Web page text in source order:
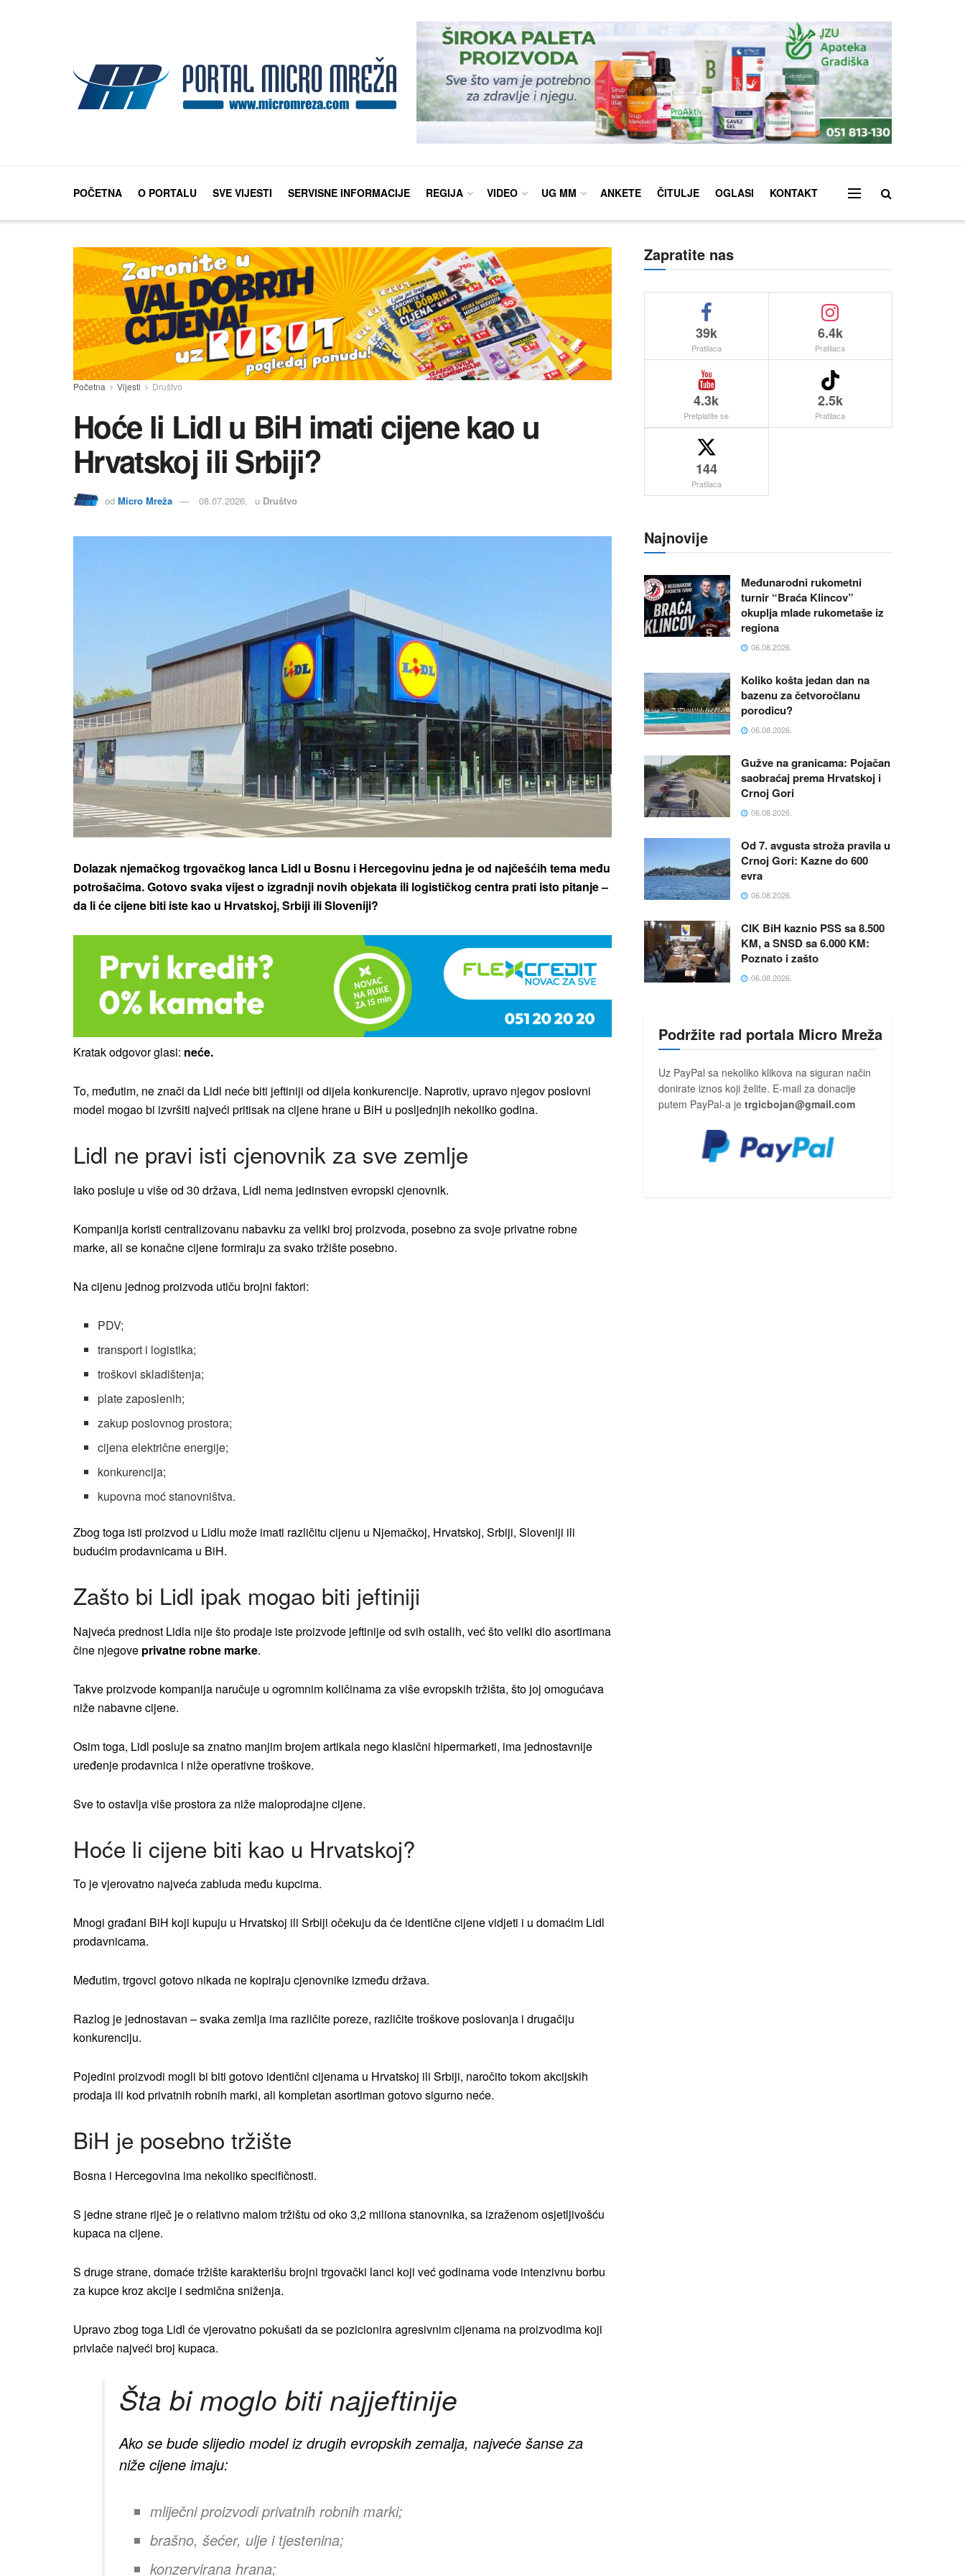
POČETNA O PORTALU SVE VIJESTI SERVISNE INFORMACIJE REGIJA VIDEO UG MM ANKETE ČITULJE OGLASI KONTAKT
Početna Vijesti Društvo
Hoće li Lidl u BiH imati cijene kao u
Hrvatskoj ili Srbiji?
od Micro Mreža 08.07.2026. u Društvo
Dolazak njemačkog trgovačkog lanca Lidl u Bosnu i Hercegovinu jedna je od najčešćih tema među
potrošačima. Gotovo svaka vijest o izgradnji novih objekata ili logističkog centra prati isto pitanje –
da li će cijene biti iste kao u Hrvatskoj, Srbiji ili Sloveniji?
Kratak odgovor glasi: neće.
To, međutim, ne znači da Lidl neće biti jeftiniji od dijela konkurencije. Naprotiv, upravo njegov poslovni
model mogao bi izvršiti najveći pritisak na cijene hrane u BiH u posljednjih nekoliko godina.
Lidl ne pravi isti cjenovnik za sve zemlje
Iako posluje u više od 30 država, Lidl nema jedinstven evropski cjenovnik.
Kompanija koristi centralizovanu nabavku za veliki broj proizvoda, posebno za svoje privatne robne
marke, ali se konačne cijene formiraju za svako tržište posebno.
Na cijenu jednog proizvoda utiču brojni faktori:
PDV;
transport i logistika;
troškovi skladištenja;
plate zaposlenih;
zakup poslovnog prostora;
cijena električne energije;
konkurencija;
kupovna moć stanovništva.
Zbog toga isti proizvod u Lidlu može imati različitu cijenu u Njemačkoj, Hrvatskoj, Srbiji, Sloveniji ili
budućim prodavnicama u BiH.
Zašto bi Lidl ipak mogao biti jeftiniji
Najveća prednost Lidla nije što prodaje iste proizvode jeftinije od svih ostalih, već što veliki dio asortimana
čine njegove privatne robne marke.
Takve proizvode kompanija naručuje u ogromnim količinama za više evropskih tržišta, što joj omogućava
niže nabavne cijene.
Osim toga, Lidl posluje sa znatno manjim brojem artikala nego klasični hipermarketi, ima jednostavnije
uređenje prodavnica i niže operativne troškove.
Sve to ostavlja više prostora za niže maloprodajne cijene.
Hoće li cijene biti kao u Hrvatskoj?
To je vjerovatno najveća zabluda među kupcima.
Mnogi građani BiH koji kupuju u Hrvatskoj ili Srbiji očekuju da će identične cijene vidjeti i u domaćim Lidl
prodavnicama.
Međutim, trgovci gotovo nikada ne kopiraju cjenovnike između država.
Razlog je jednostavan – svaka zemlja ima različite poreze, različite troškove poslovanja i drugačiju
konkurenciju.
Pojedini proizvodi mogli bi biti gotovo identični cijenama u Hrvatskoj ili Srbiji, naročito tokom akcijskih
prodaja ili kod privatnih robnih marki, ali kompletan asortiman gotovo sigurno neće.
BiH je posebno tržište
Bosna i Hercegovina ima nekoliko specifičnosti.
S jedne strane riječ je o relativno malom tržištu od oko 3,2 miliona stanovnika, sa izraženom osjetljivošću
kupaca na cijene.
S druge strane, domaće tržište karakterišu brojni trgovački lanci koji već godinama vode intenzivnu borbu
za kupce kroz akcije i sedmična sniženja.
Upravo zbog toga Lidl će vjerovatno pokušati da se pozicionira agresivnim cijenama na proizvodima koji
privlače najveći broj kupaca.
Šta bi moglo biti najjeftinije
Ako se bude slijedio model iz drugih evropskih zemalja, najveće šanse za
niže cijene imaju:
mliječni proizvodi privatnih robnih marki;
brašno, šećer, ulje i tjestenina;
konzervirana hrana;
Zapratite nas
39k
Pratilaca
6.4k
Pratilaca
4.3k
Pretplatite se
2.5k
Pratilaca
144
Pratilaca
Najnovije
Međunarodni rukometni
turnir “Braća Klincov”
okuplja mlade rukometaše iz
regiona
06.08.2026.
Koliko košta jedan dan na
bazenu za četvoročlanu
porodicu?
06.08.2026.
Gužve na granicama: Pojačan
saobraćaj prema Hrvatskoj i
Crnoj Gori
06.08.2026.
Od 7. avgusta stroža pravila u
Crnoj Gori: Kazne do 600
evra
06.08.2026.
CIK BiH kaznio PSS sa 8.500
KM, a SNSD sa 6.000 KM:
Poznato i zašto
06.08.2026.
Podržite rad portala Micro Mreža
Uz PayPal sa nekoliko klikova na siguran način
donirate iznos koji želite. E-mail za donacije
putem PayPal-a je trgicbojan@gmail.com